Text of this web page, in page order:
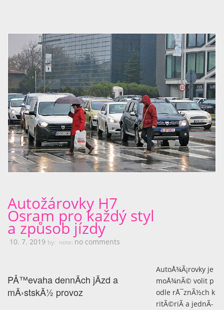
Autožárovky H7
Osram pro každý styl
a způsob jízdy
10. 7. 2019 by: note: no comments
PÅ™evaha dennÃ­ch jÃ­zd a
mÄ›stskÃ½ provoz
AutoÅ¾Ã¡rovky je
moÅ¾nÃ© volit p
odle rÅ¯znÃ½ch k
ritÃ©riÃ­ a jednÃ­